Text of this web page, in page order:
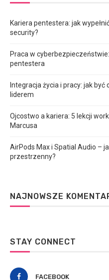
Kariera pentestera: jak
security?
Praca w
pentestera
Integracja życia i pracy: jak
liderem
Ojcostwo a kariera: 5 lekcji
Marcusa
AirPods Max i Spatial Audio –
przestrzenny?
NAJNOWSZE
STAY CONNECT
FACEBOOK